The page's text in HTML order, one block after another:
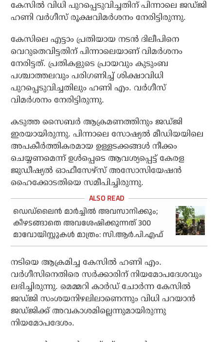
കേസില്‍ വിധി പുറപ്പെടുവിച്ചതിന് പിന്നാലെ ജഡ്ജി
ഹണി വര്‍ഗീസ് രൂക്ഷവിമര്‍ശനം നേരിട്ടിരുന്നു.
കേസിലെ എട്ടാം പ്രതിയായ നടന്‍ ദിലീപിനെ
വെറുതെവിട്ടതിന് പിന്നാലെയാണ് വിമര്‍ശനം
നേരിട്ടത്. പ്രതികളുടെ പ്രായവും കുടുംബ
പശ്ചാത്തലവും പരിഗണിച്ച് ശിക്ഷാവിധി
പുറപ്പെടുവിച്ചതിലും ഹണി എം. വര്‍ഗീസ്
വിമര്‍ശനം നേരിട്ടിരുന്നു.
കടുത്ത സൈബര്‍ ആക്രമണത്തിനും ജഡ്ജി
ഇരയായിരുന്നു. പിന്നാലെ സോഷ്യല്‍ മീഡിയയിലെ
അപകീര്‍ത്തികരമായ ഉള്ളടക്കങ്ങള്‍ നീക്കം
ചെയ്യണമെന്ന് ഉള്‍പ്പെടെ ആവശ്യപ്പെട്ട് കേരള
ജുഡീഷ്യല്‍ ഓഫീസേഴ്സ് അസോസിയേഷന്‍
ഹൈക്കോടതിയെ സമീപിച്ചിരുന്നു.
ഡെഡ്‌ലൈന്‍ മാര്‍ച്ചില്‍ അവസാനിക്കും;
കീഴടങ്ങാതെ അവശേഷിക്കുന്നത് 300
മാവോയിസ്റ്റുകള്‍ മാത്രം: സി.ആര്‍.പി.എഫ്
നടിയെ ആക്രമിച്ച കേസില്‍ ഹണി എം.
വര്‍ഗീസിനെതിരെ സര്‍ക്കാരിന് നിയമോപദേശവും
ലഭിച്ചിരുന്നു. മെമ്മറി കാര്‍ഡ് ചോര്‍ന്ന കേസില്‍
ജഡ്ജി സംശയനിഴലിലാണെന്നും വിധി പറയാന്‍
ജഡ്ജിക്ക് അവകാശമില്ലെന്നുമായിരുന്നു
നിയമോപദേശം.